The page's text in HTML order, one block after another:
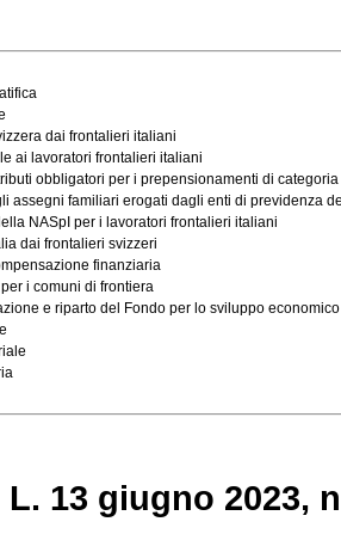
dai frontalieri italiani
ai lavoratori frontalieri italiani
obbligatori per i prepensionamenti di
assegni familiari erogati dagli enti di previdenza
NASpI per i lavoratori frontalieri italiani
dai frontalieri svizzeri
finanziaria
i comuni di frontiera
e riparto del Fondo per lo sviluppo
L. 13 giugno 2023,